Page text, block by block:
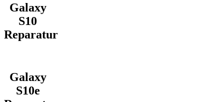
Galaxy
S10
Reparatur
Galaxy
S10e